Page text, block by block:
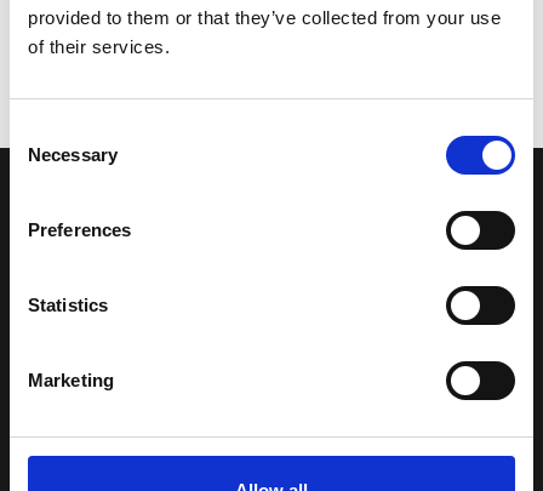
provided to them or that they’ve collected from your use
of their services.
Selection
Necessary
Preferences
Statistics
Marketing
Una comunità di appassionati della cultura tibetana che hanno
avuto modo di viaggiare e conoscere questa meravigliosa regione.
Attraverso i nostri contributi cercheremo agevolare la conoscenza